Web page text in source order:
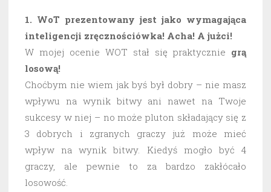
1. WoT prezentowany jest jako wymagająca
inteligencji zręcznościówka! Acha! A jużci!
W mojej ocenie WOT stał się praktycznie grą
losową!
Choćbym nie wiem jak byś był dobry – nie masz
wpływu na wynik bitwy ani nawet na Twoje
sukcesy w niej – no może pluton składający się z
3 dobrych i zgranych graczy już może mieć
wpływ na wynik bitwy. Kiedyś mogło być 4
graczy, ale pewnie to za bardzo zakłócało
losowość.